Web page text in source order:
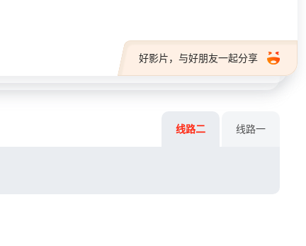
好影片，与好朋友一起分享
线路二 线路一